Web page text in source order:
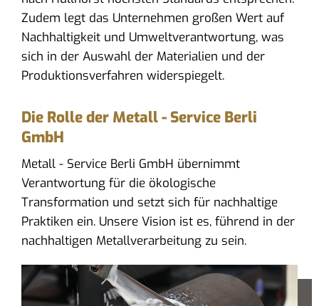
Zudem legt das Unternehmen großen Wert auf
Nachhaltigkeit und Umweltverantwortung, was
sich in der Auswahl der Materialien und der
Produktionsverfahren widerspiegelt.
Die Rolle der Metall - Service Berli
GmbH
Metall - Service Berli GmbH übernimmt
Verantwortung für die ökologische
Transformation und setzt sich für nachhaltige
Praktiken ein. Unsere Vision ist es, führend in der
nachhaltigen Metallverarbeitung zu sein.